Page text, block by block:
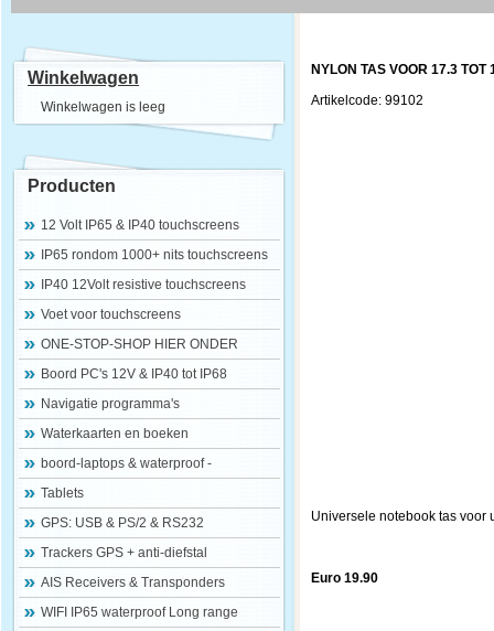
Winkelwagen
Winkelwagen is leeg
Producten
12 Volt IP65 & IP40 touchscreens
IP65 rondom 1000+ nits touchscreens
IP40 12Volt resistive touchscreens
Voet voor touchscreens
ONE-STOP-SHOP HIER ONDER
Boord PC's 12V & IP40 tot IP68
Navigatie programma's
Waterkaarten en boeken
boord-laptops & waterproof -
Tablets
GPS: USB & PS/2 & RS232
Trackers GPS + anti-diefstal
AIS Receivers & Transponders
WIFI IP65 waterproof Long range
NYLON TAS VOOR 17.3 TOT
Artikelcode: 99102
Universele notebook tas voor
Euro 19.90